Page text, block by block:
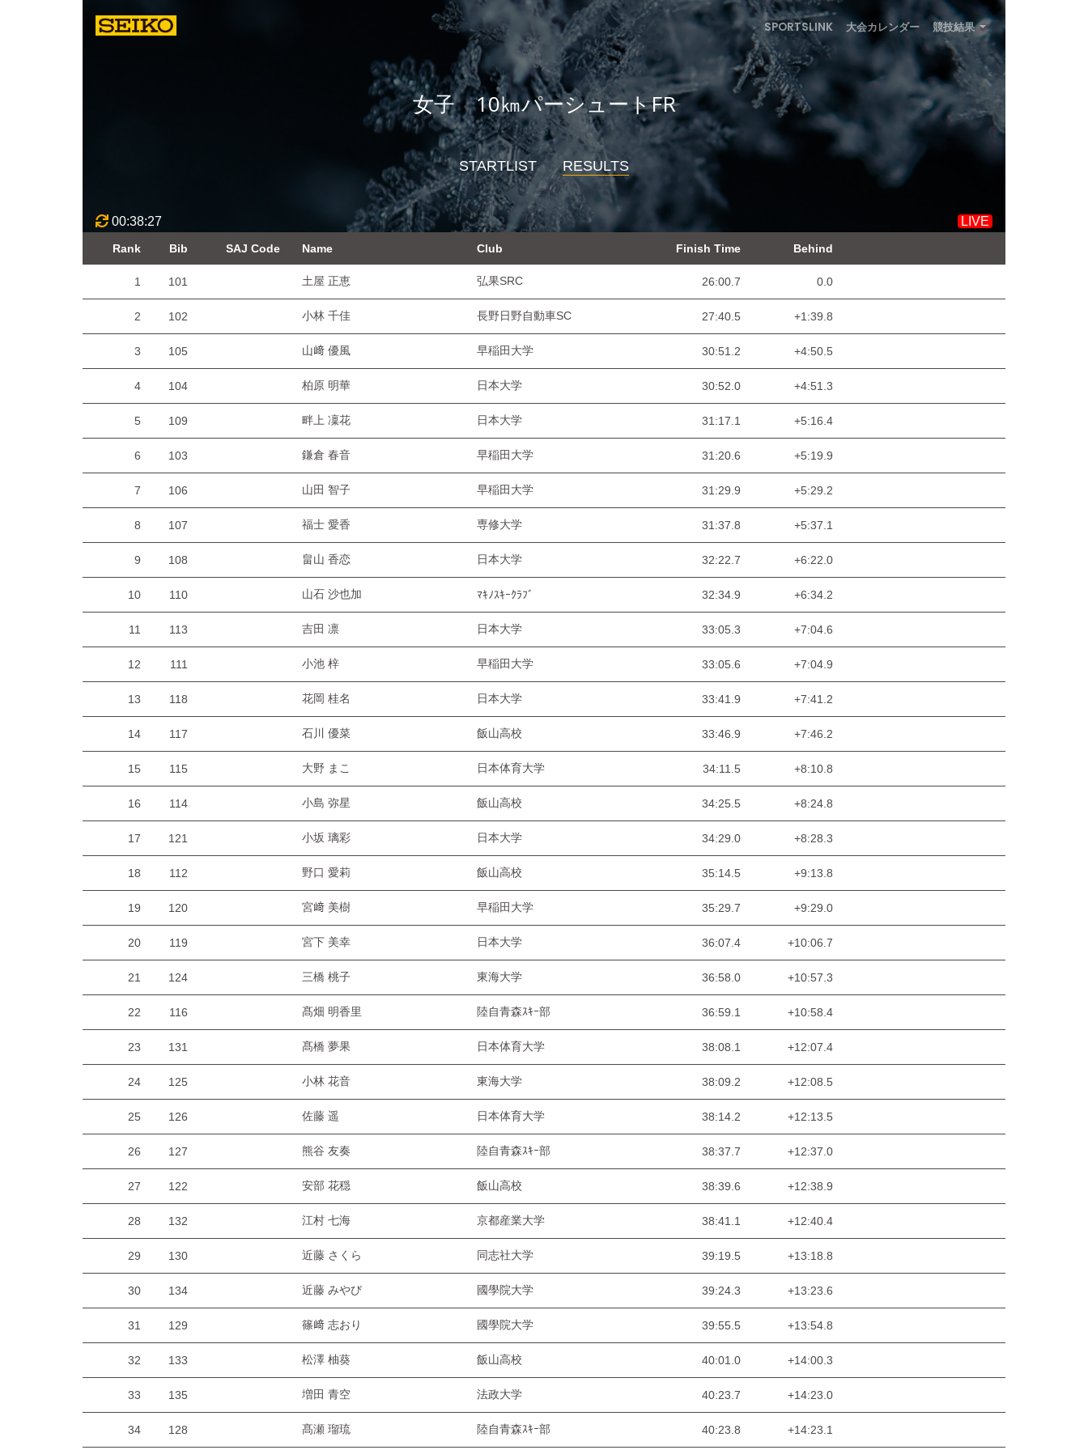
SPORTSLINK 大会カレンダー 競技結果
女子 10㎞パーシュートFR
STARTLIST RESULTS
00:38:27 LIVE
Rank Bib SAJ Code Name Club Finish Time Behind
1 101 土屋 正恵 弘果SRC 26:00.7 0.0
2 102 小林 千佳 長野日野自動車SC 27:40.5 +1:39.8
3 105 山﨑 優風 早稲田大学 30:51.2 +4:50.5
4 104 柏原 明華 日本大学 30:52.0 +4:51.3
5 109 畔上 凜花 日本大学 31:17.1 +5:16.4
6 103 鎌倉 春音 早稲田大学 31:20.6 +5:19.9
7 106 山田 智子 早稲田大学 31:29.9 +5:29.2
8 107 福士 愛香 専修大学 31:37.8 +5:37.1
9 108 畠山 香恋 日本大学 32:22.7 +6:22.0
10 110 山石 沙也加 ﾏｷﾉｽｷｰｸﾗﾌﾞ 32:34.9 +6:34.2
11 113 吉田 凛 日本大学 33:05.3 +7:04.6
12 111 小池 梓 早稲田大学 33:05.6 +7:04.9
13 118 花岡 桂名 日本大学 33:41.9 +7:41.2
14 117 石川 優菜 飯山高校 33:46.9 +7:46.2
15 115 大野 まこ 日本体育大学 34:11.5 +8:10.8
16 114 小島 弥星 飯山高校 34:25.5 +8:24.8
17 121 小坂 璃彩 日本大学 34:29.0 +8:28.3
18 112 野口 愛莉 飯山高校 35:14.5 +9:13.8
19 120 宮﨑 美樹 早稲田大学 35:29.7 +9:29.0
20 119 宮下 美幸 日本大学 36:07.4 +10:06.7
21 124 三橋 桃子 東海大学 36:58.0 +10:57.3
22 116 髙畑 明香里 陸自青森ｽｷｰ部 36:59.1 +10:58.4
23 131 髙橋 夢果 日本体育大学 38:08.1 +12:07.4
24 125 小林 花音 東海大学 38:09.2 +12:08.5
25 126 佐藤 遥 日本体育大学 38:14.2 +12:13.5
26 127 熊谷 友奏 陸自青森ｽｷｰ部 38:37.7 +12:37.0
27 122 安部 花穏 飯山高校 38:39.6 +12:38.9
28 132 江村 七海 京都産業大学 38:41.1 +12:40.4
29 130 近藤 さくら 同志社大学 39:19.5 +13:18.8
30 134 近藤 みやび 國學院大学 39:24.3 +13:23.6
31 129 篠﨑 志おり 國學院大学 39:55.5 +13:54.8
32 133 松澤 柚葵 飯山高校 40:01.0 +14:00.3
33 135 増田 青空 法政大学 40:23.7 +14:23.0
34 128 髙瀬 瑠琉 陸自青森ｽｷｰ部 40:23.8 +14:23.1